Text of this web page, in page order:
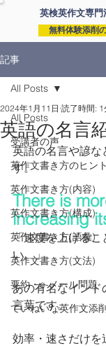
英検英作文専門
無料体験添削
記事
All Posts
受講者の声
英作文書き方のヒント
英作文書き方(内容)
英作文書き方(構成)
英作文書き方(語彙)
英作文書き方(文法)
要約・e-メール問題
ていねいな英作文添
All Posts
英語の名言
2024年1月11日 読了時間: 1
英語の名言や諺な
す。
There is
increasing
「速度を上げるこ
い。」
あの有名なインド
言葉です。
効率・速さだけを